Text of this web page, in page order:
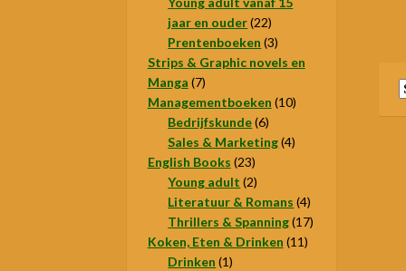
jaar en ouder 2222
producten
Prentenboeken 33
producten
Strips & Graphic novels en
Manga 77
producten
Managementboeken 1010
Bedrijfskunde 66
producten
Sales & Marketing 44
English Books 2323
producten
Young adult 22
producten
Literatuur & Romans 44
producten
Thrillers & Spanning 1717
Koken, Eten & Drinken 1111
Drinken 11